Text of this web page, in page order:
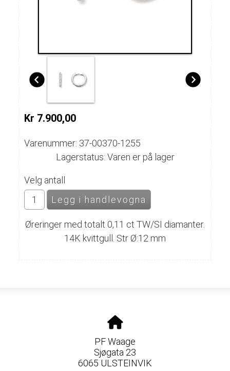
Kr 7.900,00
Varenummer: 37-00370-1255
Lagerstatus: Varen er på lager
Velg antall
Øreringer med totalt 0,11 ct TW/SI diamanter.
14K kvittgull. Str Ø:12 mm
PF Waage
Sjøgata 23
6065 ULSTEINVIK